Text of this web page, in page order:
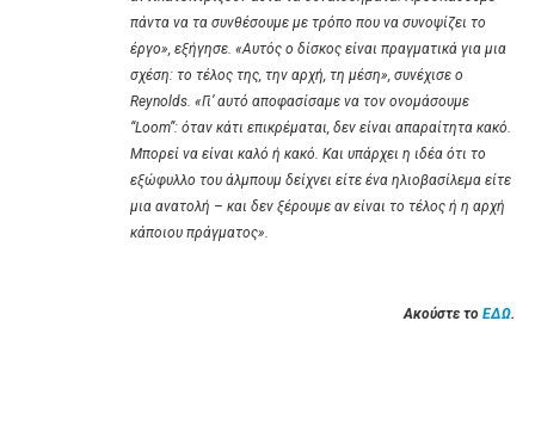
πάντα να τα συνθέσουμε με τρόπο που να συνοψίζει το
έργο», εξήγησε. «Αυτός ο δίσκος είναι πραγματικά για μια
σχέση: το τέλος της, την αρχή, τη μέση», συνέχισε ο
Reynolds. «Γι’ αυτό αποφασίσαμε να τον ονομάσουμε
“Loom”: όταν κάτι επικρέμαται, δεν είναι απαραίτητα κακό.
Μπορεί να είναι καλό ή κακό. Και υπάρχει η ιδέα ότι το
εξώφυλλο του άλμπουμ δείχνει είτε ένα ηλιοβασίλεμα είτε
μια ανατολή – και δεν ξέρουμε αν είναι το τέλος ή η αρχή
κάποιου πράγματος».
Ακούστε το ΕΔΩ.